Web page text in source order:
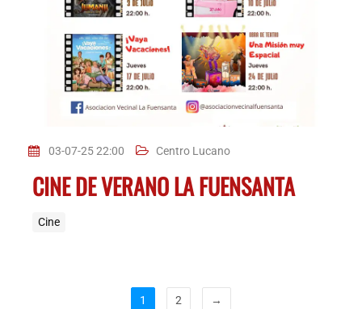
03-07-25 22:00 Centro Lucano
CINE DE VERANO LA FUENSANTA
Cine
1 2 →